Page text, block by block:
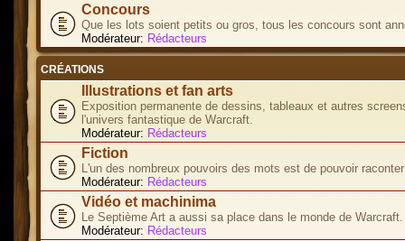
Concours
Que les lots soient petits ou gros, tous les concours sont
Modérateur: Rédacteurs
CRÉATIONS
Illustrations et fan arts
Exposition permanente de dessins, tableaux et autres
l'univers fantastique de Warcraft.
Modérateur: Rédacteurs
Fiction
L'un des nombreux pouvoirs des mots est de pouvoir
Modérateur: Rédacteurs
Vidéo et machinima
Le Septième Art a aussi sa place dans le monde de Warcraft.
Modérateur: Rédacteurs